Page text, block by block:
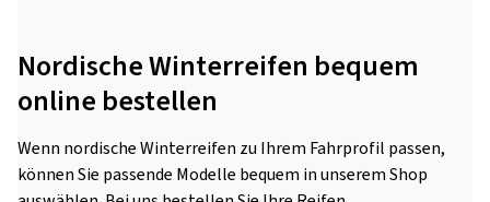
Nordische Winterreifen bequem
online bestellen
Wenn nordische Winterreifen zu Ihrem Fahrprofil passen,
können Sie passende Modelle bequem in unserem Shop